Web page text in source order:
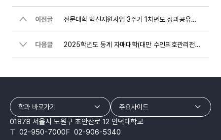
이전글 전문대학 혁신지원사업 3주기 1차년도 성과공유회 및 우수성과 전시회 개최 안내
다음글 2025학년도 동계 자매대학(대만 수인의호관리전문대학) 단기연수단 입국 및 개강식
학과 바로가기 주요사이트
01878 서울시 노원구 초안산로 12 인덕대학교
T 02-950-7000F 02-906-5340